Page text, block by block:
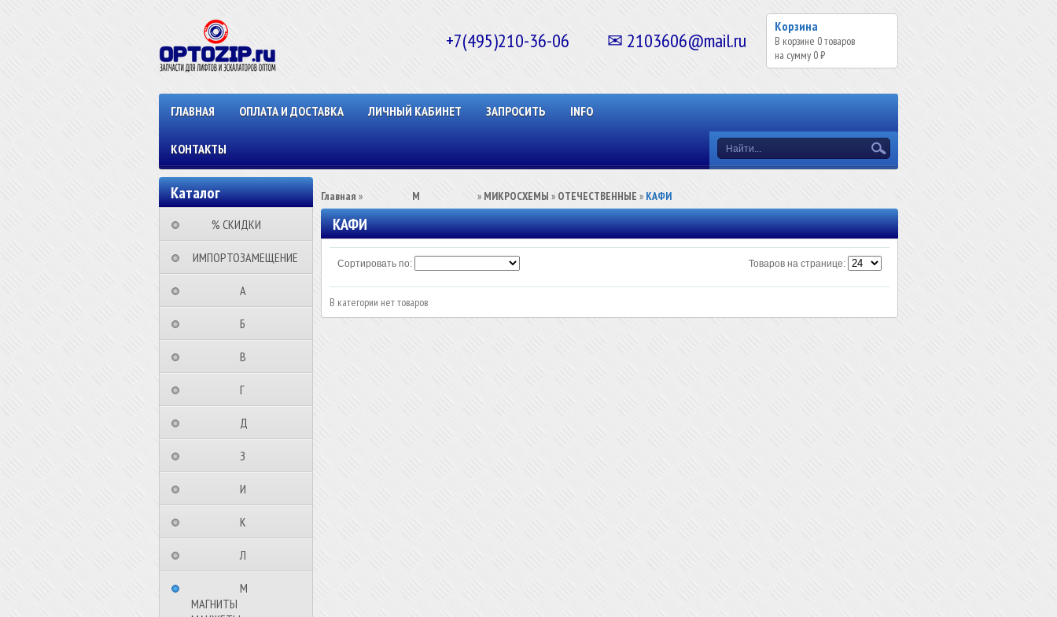
Корзина
В корзине 0товаров
на сумму 0 ₽
+7(495)210-36-06 ✉ 2103606@mail.ru
ГЛАВНАЯ ОПЛАТА И ДОСТАВКА ЛИЧНЫЙ КАБИНЕТ ЗАПРОСИТЬ INFO
КОНТАКТЫ
Каталог
⠀⠀⠀% СКИДКИ⠀⠀⠀⠀
⠀ИМПОРТОЗАМЕЩЕНИЕ
⠀⠀⠀⠀⠀⠀А⠀⠀⠀⠀⠀⠀⠀
⠀⠀⠀⠀⠀⠀Б⠀⠀⠀⠀⠀⠀⠀
⠀⠀⠀⠀⠀⠀В⠀⠀⠀⠀⠀⠀⠀
⠀⠀⠀⠀⠀⠀Г⠀⠀⠀⠀⠀⠀⠀
⠀⠀⠀⠀⠀⠀Д⠀⠀⠀⠀⠀⠀⠀
⠀⠀⠀⠀⠀⠀З⠀⠀⠀⠀⠀⠀⠀
⠀⠀⠀⠀⠀⠀И⠀⠀⠀⠀⠀⠀⠀
⠀⠀⠀⠀⠀⠀К⠀⠀⠀⠀⠀⠀⠀
⠀⠀⠀⠀⠀⠀Л⠀⠀⠀⠀⠀⠀⠀
⠀⠀⠀⠀⠀⠀М⠀⠀⠀⠀⠀⠀⠀
МАГНИТЫ
Главная » ⠀⠀⠀⠀⠀⠀М⠀⠀⠀⠀⠀⠀⠀ » МИКРОСХЕМЫ » ОТЕЧЕСТВЕННЫЕ » КАФИ
КАФИ
Сортировать по: Товаров на странице:
В категории нет товаров